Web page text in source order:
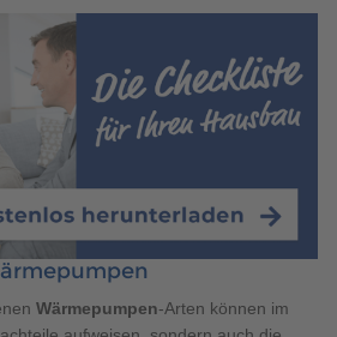
Wärmepumpen-Arten können im